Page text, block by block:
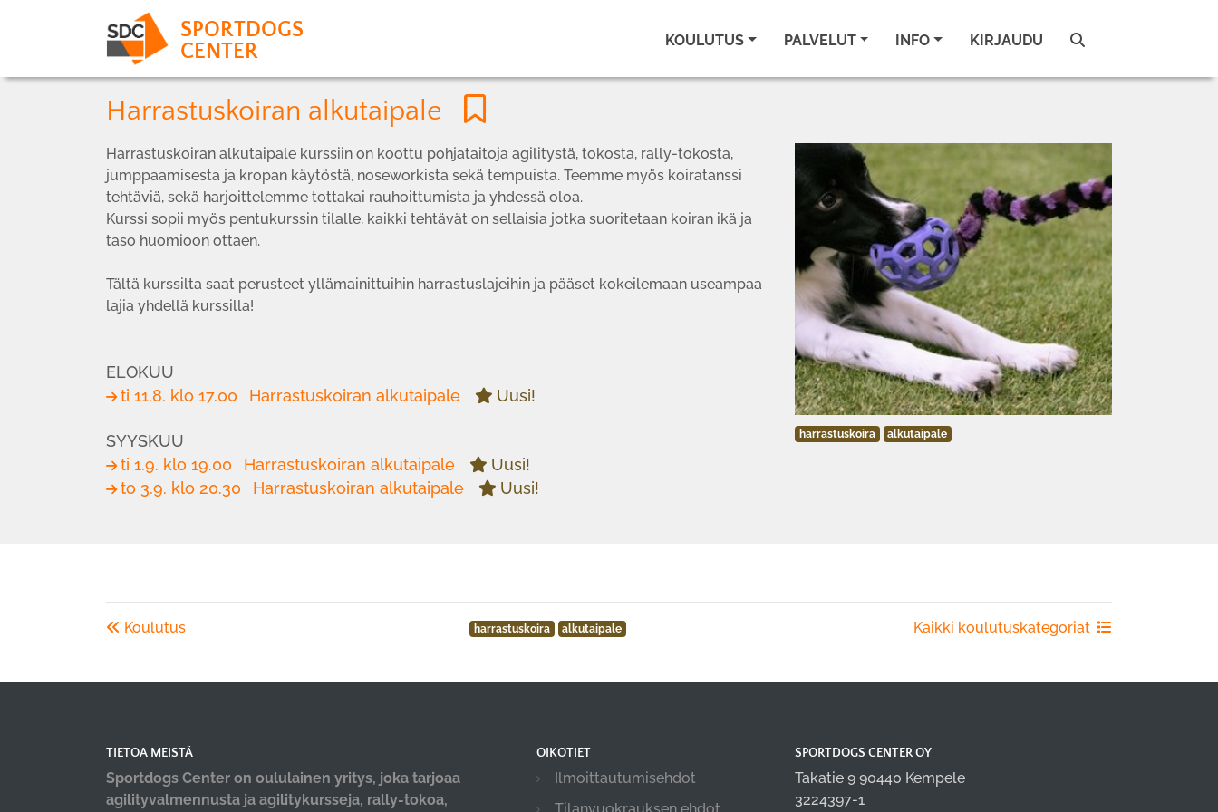
SPORTDOGS
CENTER
KOULUTUS PALVELUT INFO KIRJAUDU
Harrastuskoiran alkutaipale
Harrastuskoiran alkutaipale kurssiin on koottu pohjataitoja agilitystä, tokosta, rally-tokosta,
jumppaamisesta ja kropan käytöstä, noseworkista sekä tempuista. Teemme myös koiratanssi
tehtäviä, sekä harjoittelemme tottakai rauhoittumista ja yhdessä oloa.
Kurssi sopii myös pentukurssin tilalle, kaikki tehtävät on sellaisia jotka suoritetaan koiran ikä ja
taso huomioon ottaen.
Tältä kurssilta saat perusteet yllämainittuihin harrastuslajeihin ja pääset kokeilemaan useampaa
lajia yhdellä kurssilla!
ELOKUU
ti 11.8. klo 17.00
Harrastuskoiran alkutaipale Uusi!
SYYSKUU
ti 1.9. klo 19.00
Harrastuskoiran alkutaipale
Uusi!
to 3.9. klo 20.30
Harrastuskoiran alkutaipale Uusi!
harrastuskoira alkutaipale
Koulutus harrastuskoira alkutaipale Kaikki koulutuskategoriat
TIETOA MEISTÄ
Sportdogs Center on oululainen yritys, joka tarjoaa
agilityvalmennusta ja agilitykursseja, rally-tokoa,
OIKOTIET
Ilmoittautumisehdot
SPORTDOGS CENTER OY
Takatie 9 90440 Kempele
3224397-1